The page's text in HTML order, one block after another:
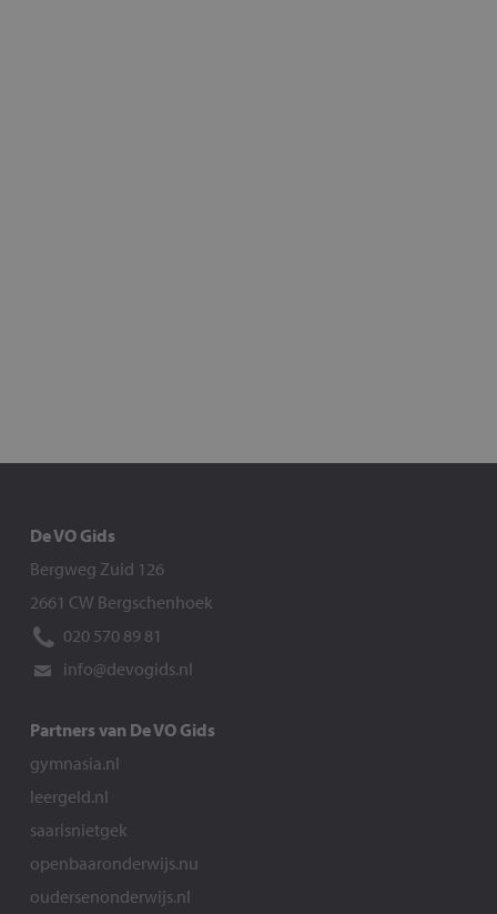
De VO Gids
Bergweg Zuid 126
2661 CW Bergschenhoek
020 570 89 81
info@devogids.nl
Partners van De VO Gids
gymnasia.nl
leergeld.nl
saarisnietgek
openbaaronderwijs.nu
oudersenonderwijs.nl